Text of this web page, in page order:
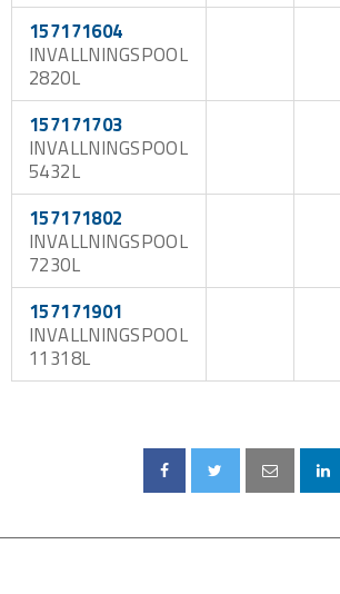
157171604
INVALLNINGSPOOL
2820L
157171703
INVALLNINGSPOOL
5432L
157171802
INVALLNINGSPOOL
7230L
157171901
INVALLNINGSPOOL
11318L